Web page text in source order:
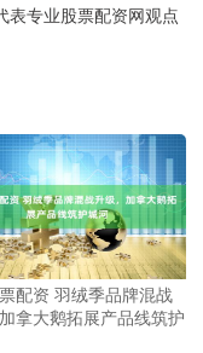
表专业股票配资网观点
配资 羽绒季品牌混战
拿大鹅拓展产品线筑护